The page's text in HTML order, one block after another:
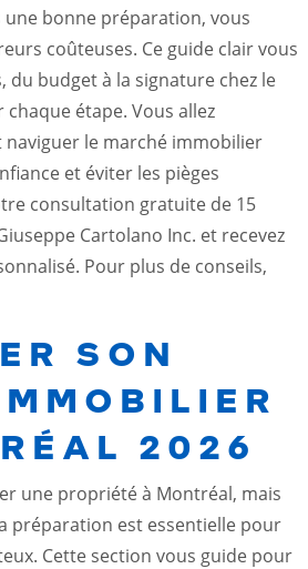
une bonne préparation, vous
coûteuses. Ce guide clair vous
du budget à la signature chez le
étape. Vous allez
le marché immobilier
et éviter les pièges
consultation gratuite de 15
Cartolano Inc. et recevez
Pour plus de conseils,
SON
2026
une propriété à Montréal, mais
préparation est essentielle pour
Cette section vous guide pour